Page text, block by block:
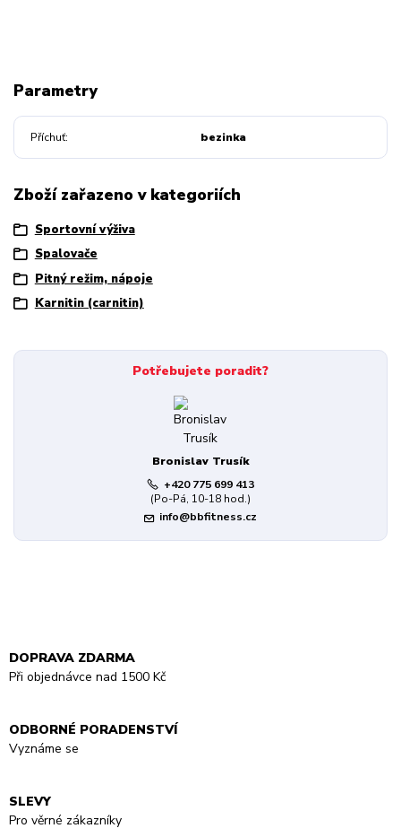
Parametry
Příchuť bezinka
Zboží zařazeno v kategoriích
Sportovní výživa
Spalovače
Pitný režim, nápoje
Karnitin (carnitin)
Potřebujete poradit?
Bronislav Trusík
+420 775 699 413
(Po-Pá, 10-18 hod.)
info@bbfitness.cz
DOPRAVA ZDARMA
Při objednávce nad 1500 Kč
ODBORNÉ PORADENSTVÍ
Vyznáme se
SLEVY
Pro věrné zákazníky